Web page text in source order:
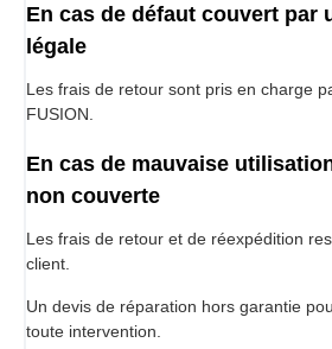
En cas de défaut couvert par
légale
Les frais de retour sont pris en charge
FUSION.
En cas de mauvaise
non couverte
Les frais de retour et de réexpédition
client.
Un devis de réparation hors garantie
toute intervention.